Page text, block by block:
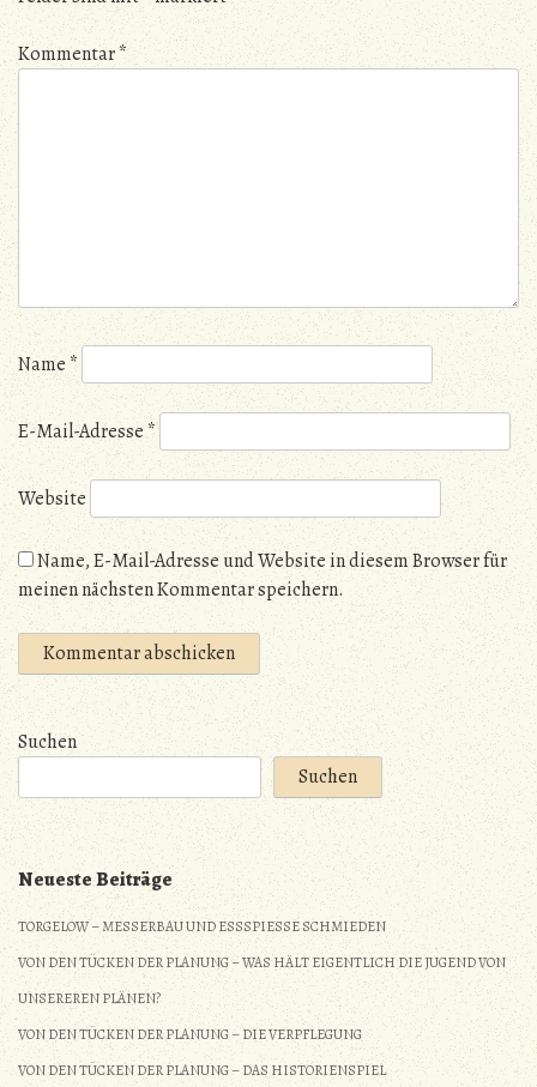
Kommentar*
Name*
E-Mail-Adresse*
Website
Name, E-Mail-Adresse und Website in diesem Browser für
meinen nächsten Kommentar speichern.
Suchen
Suchen
Neueste Beiträge
TORGELOW – MESSERBAU UND ESSSPIESSE SCHMIEDEN
VON DEN TÜCKEN DER PLANUNG – WAS HÄLT EIGENTLICH DIE JUGEND VON
UNSEREREN PLÄNEN?
VON DEN TÜCKEN DER PLANUNG – DIE VERPFLEGUNG
VON DEN TÜCKEN DER PLANUNG – DAS HISTORIENSPIEL